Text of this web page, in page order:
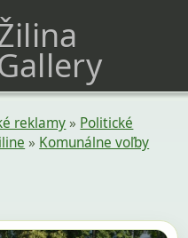
reklamy» Politické
» Komunálne voľby